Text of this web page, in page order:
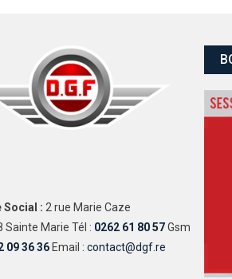
Social : 2 rue Marie Caze
Sainte Marie Tél : 0262 61 80 57Gsm
09 36 36Email : contact@dgf.re